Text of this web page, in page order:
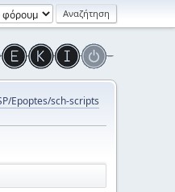
Epoptes/sch-scripts